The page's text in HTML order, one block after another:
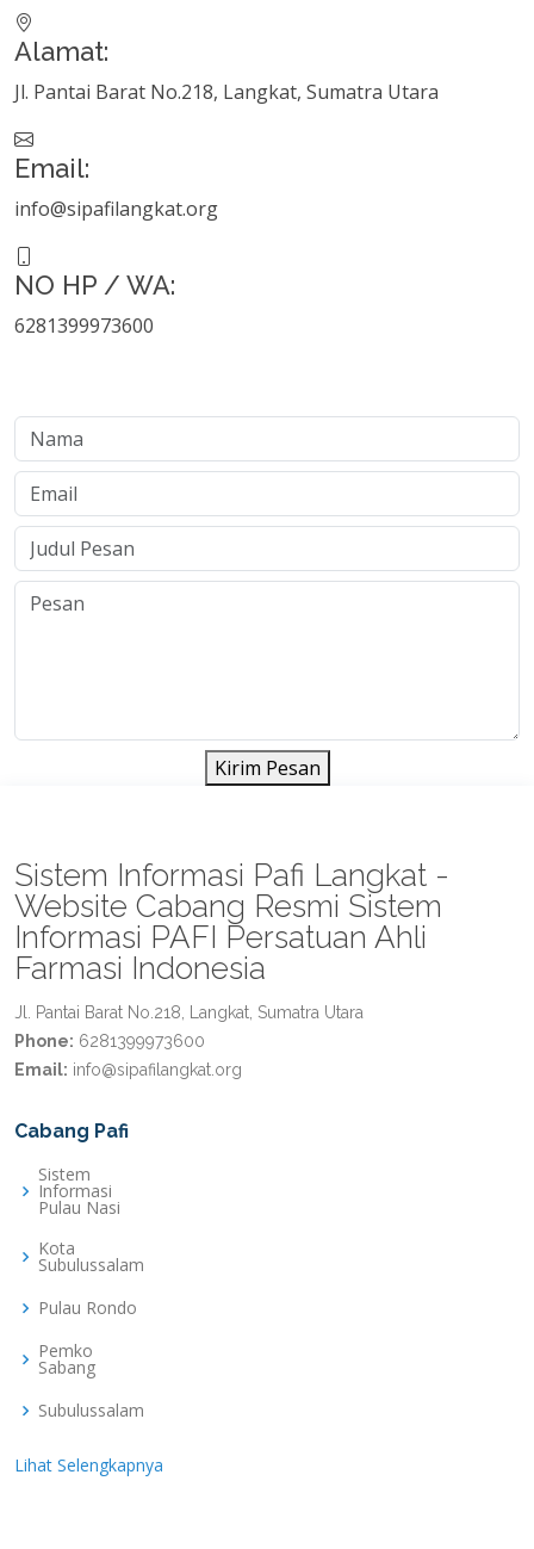
Alamat:
Jl. Pantai Barat No.218, Langkat, Sumatra Utara
Email:
info@sipafilangkat.org
NO HP / WA:
6281399973600
Kirim Pesan
Sistem Informasi Pafi Langkat -
Website Cabang Resmi Sistem
Informasi PAFI Persatuan Ahli
Farmasi Indonesia
Jl. Pantai Barat No.218, Langkat, Sumatra Utara
Phone: 6281399973600
Email: info@sipafilangkat.org
Cabang Pafi
Sistem
Informasi
Pulau Nasi
Kota
Subulussalam
Pulau Rondo
Pemko
Sabang
Subulussalam
Lihat Selengkapnya